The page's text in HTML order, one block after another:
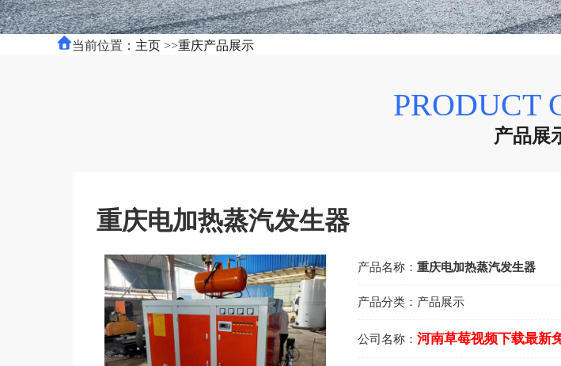
当前位置： 主页 >>重庆产品展示
PRODUCT
产品展
重庆电加热蒸汽发生器
产品名称： 重庆电加热蒸汽发生器
产品分类： 产品展示
公司名称： 河南草莓视频下载最新